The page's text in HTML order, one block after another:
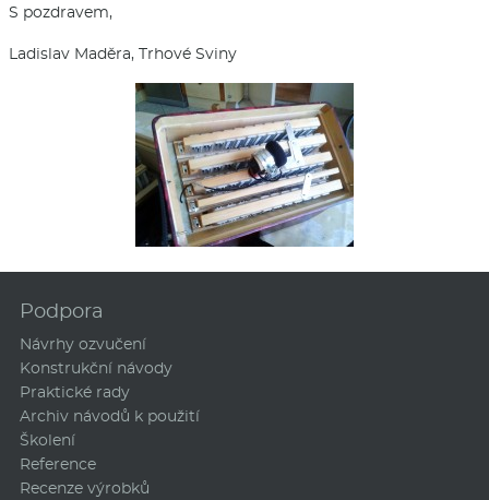
S pozdravem,
Ladislav Maděra, Trhové Sviny
Podpora
Návrhy ozvučení
Konstrukční návody
Praktické rady
Archiv návodů k použití
Školení
Reference
Recenze výrobků